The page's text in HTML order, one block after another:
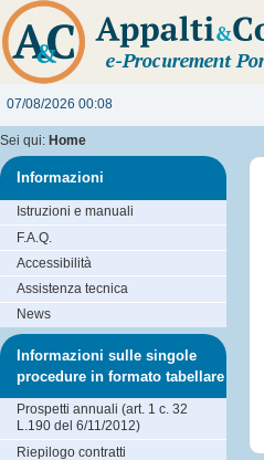
07/08/2026 00:08
Sei qui: Home
Informazioni
Istruzioni e manuali
F.A.Q.
Accessibilità
Assistenza tecnica
News
Informazioni sulle singole
procedure in formato tabellare
Prospetti annuali (art. 1 c. 32
L.190 del 6/11/2012)
Riepilogo contratti